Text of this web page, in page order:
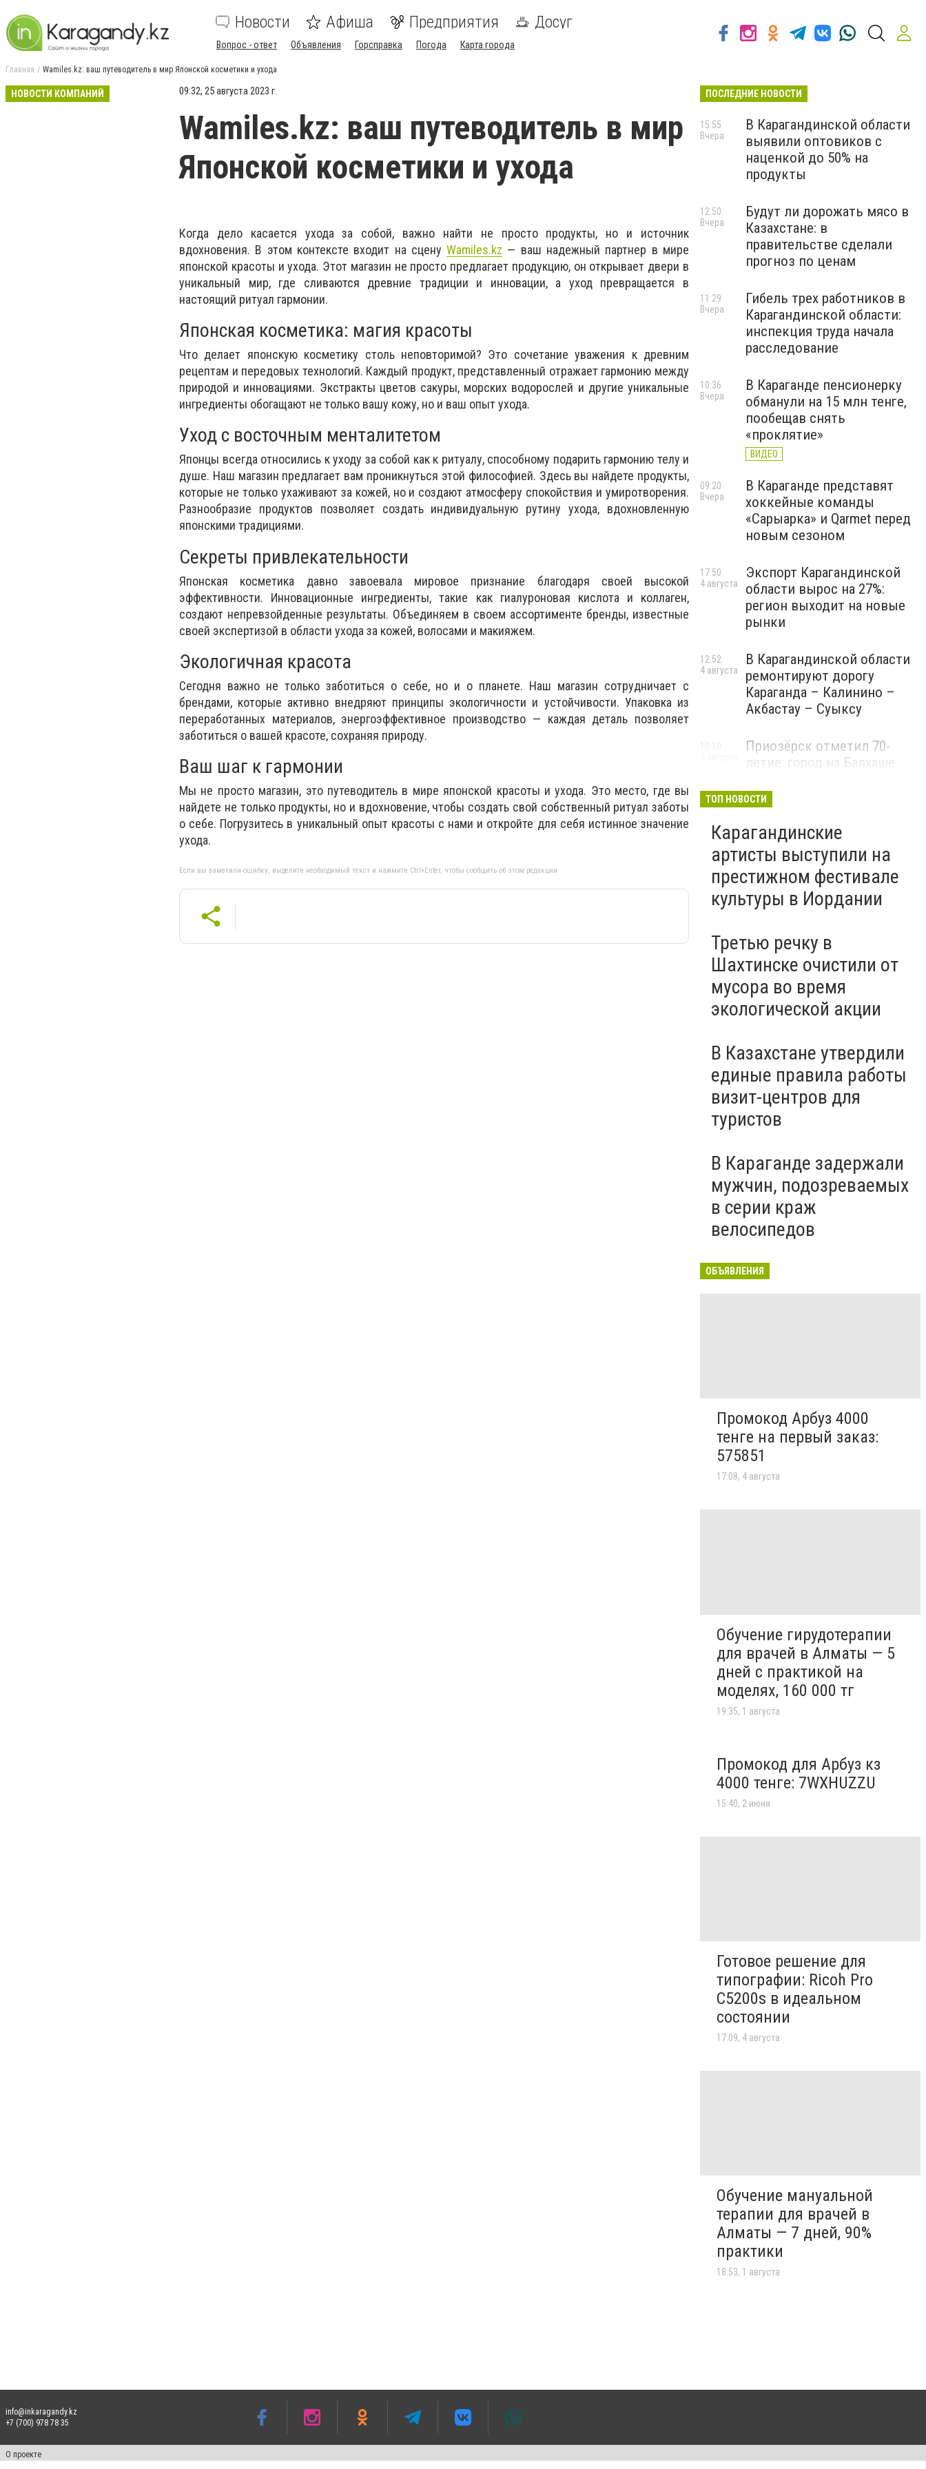
Новости Афиша Предприятия Досуг
Вопрос - ответ Объявления Горсправка Погода Карта города
Главная Wamiles.kz: ваш путеводитель в мир Японской косметики и ухода
НОВОСТИ КОМПАНИЙ 09:32, 25 августа 2023 г.
Wamiles.kz: ваш путеводитель в мир
Японской косметики и ухода
Когда дело касается ухода за собой, важно найти не просто продукты, но и источник
вдохновения. В этом контексте входит на сценуWamiles.kz — ваш надежный партнер в мире
японской красоты и ухода. Этот магазин не просто предлагает продукцию, он открывает двери в
уникальный мир, где сливаются древние традиции и инновации, а уход превращается в
настоящий ритуал гармонии.
Японская косметика: магия красоты
Что делает японскую косметику столь неповторимой? Это сочетание уважения к древним
рецептам и передовых технологий. Каждый продукт, представленный отражает гармонию между
природой и инновациями. Экстракты цветов сакуры, морских водорослей и другие уникальные
ингредиенты обогащают не только вашу кожу, но и ваш опыт ухода.
Уход с восточным менталитетом
Японцы всегда относились к уходу за собой как к ритуалу, способному подарить гармонию телу и
душе. Наш магазин предлагает вам проникнуться этой философией. Здесь вы найдете продукты,
которые не только ухаживают за кожей, но и создают атмосферу спокойствия и умиротворения.
Разнообразие продуктов позволяет создать индивидуальную рутину ухода, вдохновленную
японскими традициями.
Секреты привлекательности
Японская косметика давно завоевала мировое признание благодаря своей высокой
эффективности. Инновационные ингредиенты, такие как гиалуроновая кислота и коллаген,
создают непревзойденные результаты. Объединяем в своем ассортименте бренды, известные
своей экспертизой в области ухода за кожей, волосами и макияжем.
Экологичная красота
Сегодня важно не только заботиться о себе, но и о планете. Наш магазин сотрудничает с
брендами, которые активно внедряют принципы экологичности и устойчивости. Упаковка из
переработанных материалов, энергоэффективное производство — каждая деталь позволяет
заботиться о вашей красоте, сохраняя природу.
Ваш шаг к гармонии
Мы не просто магазин, это путеводитель в мире японской красоты и ухода. Это место, где вы
найдете не только продукты, но и вдохновение, чтобы создать свой собственный ритуал заботы
о себе. Погрузитесь в уникальный опыт красоты с нами и откройте для себя истинное значение
ухода.
Если вы заметили ошибку, выделите необходимый текст и нажмите Ctrl+Enter, чтобы сообщить об этом редакции
ПОСЛЕДНИЕ НОВОСТИ
В Карагандинской области
выявили оптовиков с
наценкой до 50% на
продукты
15:55
Вчера
Будут ли дорожать мясо в
Казахстане: в
правительстве сделали
прогноз по ценам
12:50
Вчера
Гибель трех работников в
Карагандинской области:
инспекция труда начала
расследование
11:29
Вчера
В Караганде пенсионерку
обманули на 15 млн тенге,
пообещав снять
«проклятие»
ВИДЕО
10:36
Вчера
В Караганде представят
хоккейные команды
«Сарыарка» и Qarmet перед
новым сезоном
09:20
Вчера
Экспорт Карагандинской
области вырос на 27%:
регион выходит на новые
рынки
17:50
4 августа
В Карагандинской области
ремонтируют дорогу
Караганда – Калинино –
Акбастау – Суыксу
12:52
4 августа
Приозёрск отметил 70-
летие: город на Балхаше
развитие
ТОП НОВОСТИ
Карагандинские
артисты выступили на
престижном фестивале
культуры в Иордании
Третью речку в
Шахтинске очистили от
мусора во время
экологической акции
В Казахстане утвердили
единые правила работы
визит-центров для
туристов
В Караганде задержали
мужчин, подозреваемых
в серии краж
велосипедов
ОБЪЯВЛЕНИЯ
Промокод Арбуз 4000
тенге на первый заказ:
575851
17:08, 4 августа
Обучение гирудотерапии
для врачей в Алматы — 5
дней с практикой на
моделях, 160 000 тг
19:35, 1 августа
Промокод для Арбуз кз
4000 тенге: 7WXHUZZU
15:40, 2 июня
Готовое решение для
типографии: Ricoh Pro
C5200s в идеальном
состоянии
17:09, 4 августа
Обучение мануальной
терапии для врачей в
Алматы — 7 дней, 90%
практики
18:53, 1 августа
info@inkaragandy.kz
+7 (700) 978 78 35
О проекте